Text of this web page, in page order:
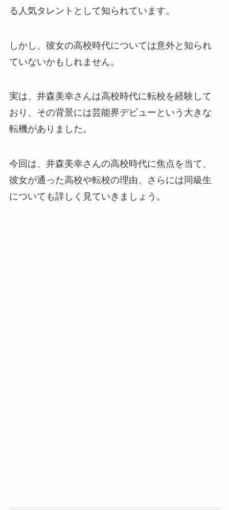
る人気タレントとして知られています。
しかし、彼女の高校時代については意外と知られ
ていないかもしれません。
実は、井森美幸さんは高校時代に転校を経験して
おり、その背景には芸能界デビューという大きな
転機がありました。
今回は、井森美幸さんの高校時代に焦点を当て、
彼女が通った高校や転校の理由、さらには同級生
についても詳しく見ていきましょう。